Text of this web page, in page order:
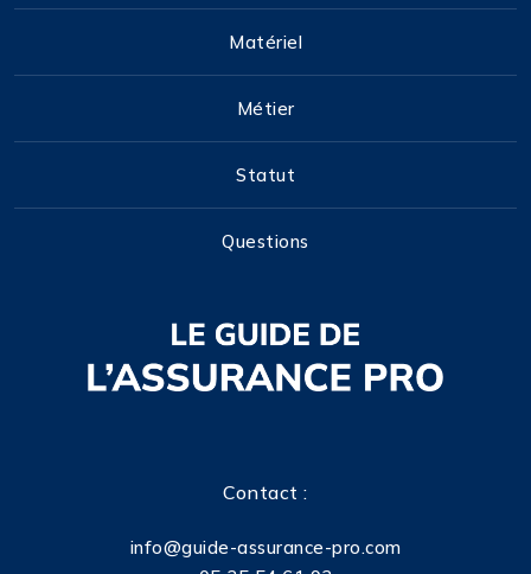
Matériel
Métier
Statut
Questions
Contact :
info@guide-assurance-pro.com